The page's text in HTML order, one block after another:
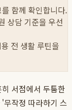
함께 확인합니다.
상담 기준을 우선
전 생활 루틴을
서점에서 두툼한
작정 따라하기 스